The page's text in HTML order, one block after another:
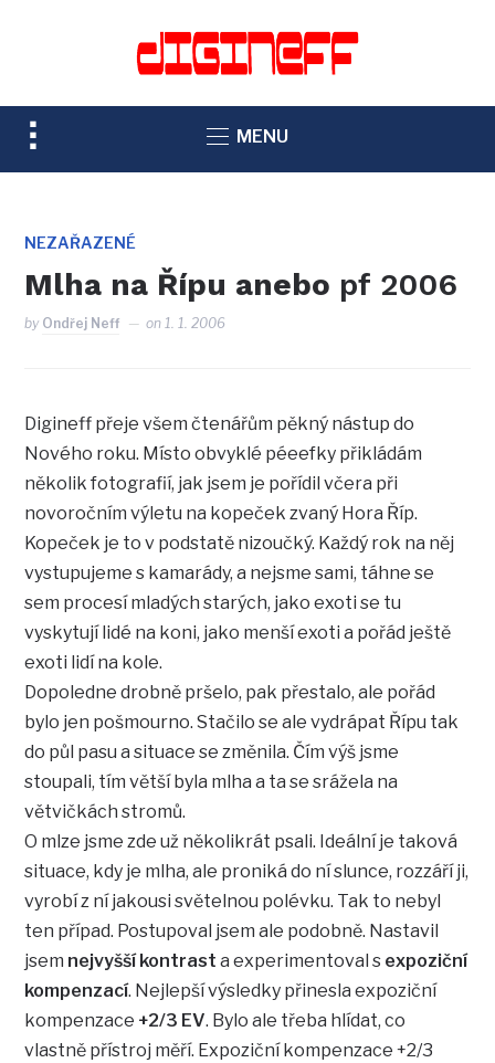
TOGGLE
SIDEBAR
NAVIGATION
MENU
NEZAŘAZENÉ
Mlha na Řípu anebo pf 2006
by Ondřej Neff on1. 1. 2006
Digineff přeje všem čtenářům pěkný nástup do
Nového roku. Místo obvyklé péeefky přikládám
několik fotografií, jak jsem je pořídil včera při
novoročním výletu na kopeček zvaný Hora Říp.
Kopeček je to v podstatě nizoučký. Každý rok na něj
vystupujeme s kamarády, a nejsme sami, táhne se
sem procesí mladých starých, jako exoti se tu
vyskytují lidé na koni, jako menší exoti a pořád ještě
exoti lidí na kole.
Dopoledne drobně pršelo, pak přestalo, ale pořád
bylo jen pošmourno. Stačilo se ale vydrápat Řípu tak
do půl pasu a situace se změnila. Čím výš jsme
stoupali, tím větší byla mlha a ta se srážela na
větvičkách stromů.
O mlze jsme zde už několikrát psali. Ideální je taková
situace, kdy je mlha, ale proniká do ní slunce, rozzáří ji,
vyrobí z ní jakousi světelnou polévku. Tak to nebyl
ten případ. Postupoval jsem ale podobně. Nastavil
jsem nejvyšší kontrast a experimentoval s expoziční
kompenzací. Nejlepší výsledky přinesla expoziční
kompenzace +2/3 EV. Bylo ale třeba hlídat, co
vlastně přístroj měří. Expoziční kompenzace +2/3